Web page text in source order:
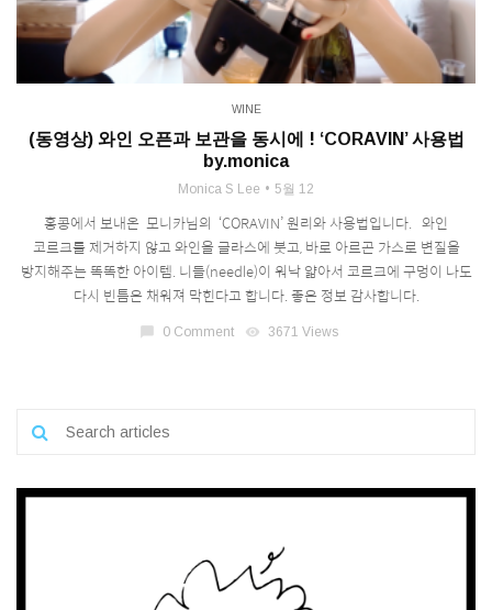
WINE
(동영상) 와인 오픈과 보관을 동시에 ! ‘CORAVIN’ 사용법
by.monica
Monica S Lee 5월 12
홍콩에서 보내온 모니카님의 ‘CORAVIN’ 원리와 사용법입니다. 와인
코르크를 제거하지 않고 와인을 글라스에 붓고, 바로 아르곤 가스로 변질을
방지해주는 똑똑한 아이템. 니들(needle)이 워낙 얇아서 코르크에 구멍이 나도
다시 빈틈은 채워져 막힌다고 합니다. 좋은 정보 감사합니다.
chat_bubble 0 Comment visibility 3671 Views